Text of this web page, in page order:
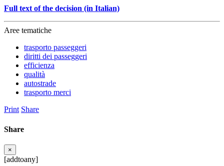
Full text of the decision (in Italian)
Aree tematiche
trasporto passeggeri
diritti dei passeggeri
efficienza
qualità
autostrade
trasporto merci
Print Share
Share
×
[addtoany]